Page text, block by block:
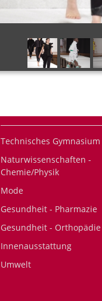
Technisches Gymnasium
Naturwissenschaften -
Chemie/Physik
Mode
Gesundheit - Pharmazie
Gesundheit - Orthopädie
Innenausstattung
Umwelt